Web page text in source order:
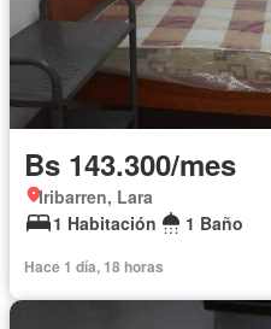
Bs 143.300/mes
Iribarren, Lara
1 Habitación
1 Baño
Hace 1 día, 18 horas